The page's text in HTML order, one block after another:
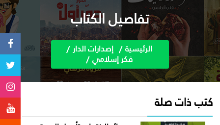
تفاصيل الكتاب
الرئيسية إصدارات الدار
فكر إسلامي
كتب ذات صلة